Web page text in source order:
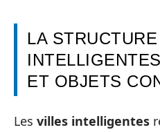
LA
ET OBJETS
Les villes intelligentes